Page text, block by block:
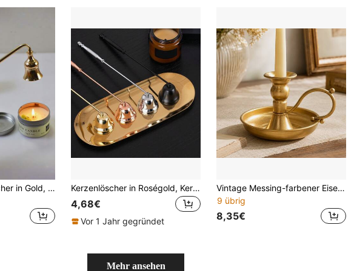
1 Stück Kerzenlöscher in Gold, schwarzer Kerzenlöscher, Wohndekoration
Kerzenlöscher in Roségold, Kerzenlöscher in Gold, glockenförmiger Kerzenlöscher in Schwarz, glockenförmiger Kerzenlöscher in Silber, Kerzenlöscheraufsatz aus Edelstahl, hornförmiger Kerzenlöscher, Hochzeit
4,68€
Vor 1 Jahr gegründet
Vintage Messing-farbener Eisenkerzenhalter mit Griff und Wachstablett, metallener spitzer Kerzenteller geeignet für Esstisch, Kaminumrandung, Hochzeit, Party und Heimdekoration
9 übrig
8,35€
Mehr ansehen